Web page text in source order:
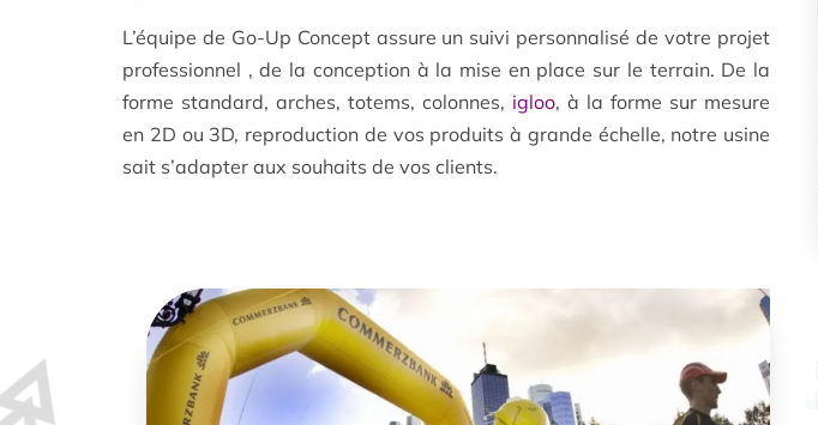
L’équipe de Go-Up Concept assure un suivi personnalisé de votre projet
professionnel , de la conception à la mise en place sur le terrain. De la
forme standard, arches, totems, colonnes, igloo, à la forme sur mesure
en 2D ou 3D, reproduction de vos produits à grande échelle, notre usine
sait s’adapter aux souhaits de vos clients.